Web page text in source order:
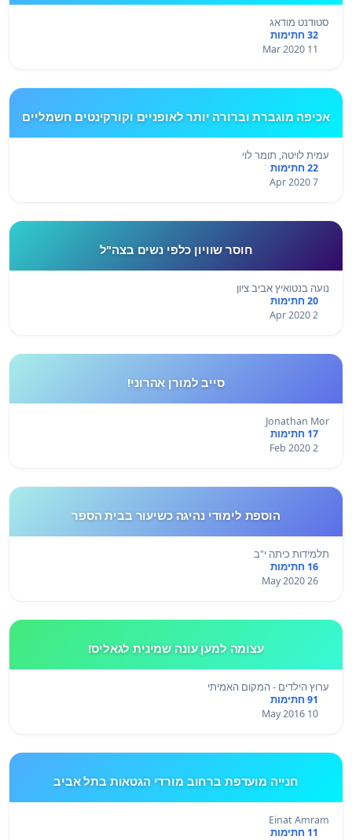
סטודנט מודאג
32 חתימות
11 Mar 2020
אכיפה מוגברת וברורה יותר לאופניים וקורקינטים חשמליים
עמית לויטה, תומר לוי
22 חתימות
7 Apr 2020
חוסר שוויון כלפי נשים בצה"ל
נועה בנטואיץ אביב ציון
20 חתימות
2 Apr 2020
סייב למורן אהרוני!
Jonathan Mor
17 חתימות
2 Feb 2020
הוספת לימודי נהיגה כשיעור בבית הספר
תלמידות כיתה י"ב
16 חתימות
26 May 2020
עצומה למען עונה שמינית לגאליס!
ערוץ הילדים - המקום האמיתי
91 חתימות
10 May 2016
חנייה מועדפת ברחוב מורדי הגטאות בתל אביב
Einat Amram
11 חתימות